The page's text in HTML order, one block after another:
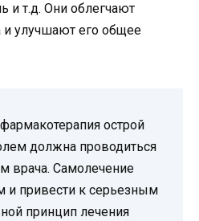
и т.д. Они облегчают
и улучшают его общее
острой
должна проводиться
врача. Самолечение
привести к серьезным
принцип лечения